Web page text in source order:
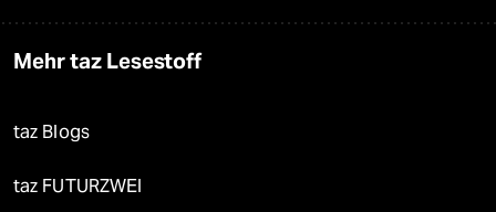
Mehr taz Lesestoff
taz Blogs
taz FUTURZWEI